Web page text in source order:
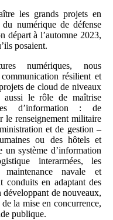
les grands projets en
numérique de défense
départ à l’automne 2023,
posaient.
numériques, nous
résilient et
de cloud de niveaux
aussi le rôle de maîtrise
d’information : de
le renseignement militaire
et de gestion –
ou des hôtels et
un système d’information
interarmées, les
maintenance navale et
conduits en adaptant des
de nouveaux,
la mise en concurrence,
publique.